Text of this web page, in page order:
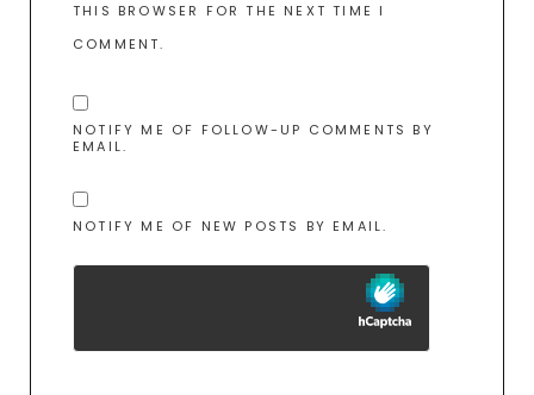
THIS BROWSER FOR THE NEXT TIME I
COMMENT.
NOTIFY ME OF FOLLOW-UP COMMENTS BY
EMAIL.
NOTIFY ME OF NEW POSTS BY EMAIL.